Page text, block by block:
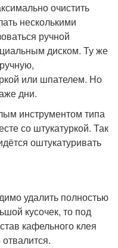
очистить
несколькими
ручной
диском. Ту же
или шпателем. Но
дни.
инструментом типа
со штукатуркой. Так
оштукатуривать
удалить полностью
кусочек, то под
кафельного клея